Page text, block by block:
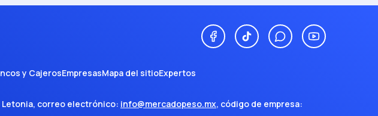
y CajerosEmpresasMapa del sitioExpertos
Letonia, correo electrónico: info@mercadopeso.mx, código de empresa: